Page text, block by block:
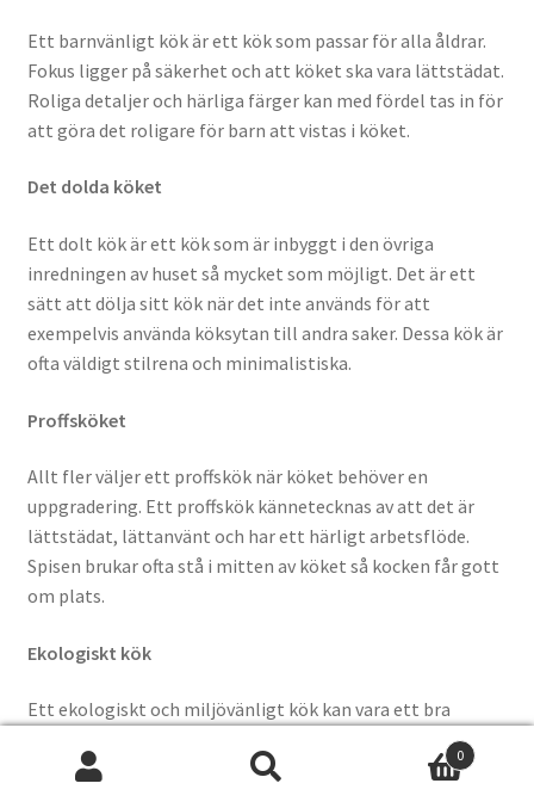
Ett barnvänligt kök är ett kök som passar för alla åldrar.
Fokus ligger på säkerhet och att köket ska vara lättstädat.
Roliga detaljer och härliga färger kan med fördel tas in för
att göra det roligare för barn att vistas i köket.
Det dolda köket
Ett dolt kök är ett kök som är inbyggt i den övriga
inredningen av huset så mycket som möjligt. Det är ett
sätt att dölja sitt kök när det inte används för att
exempelvis använda köksytan till andra saker. Dessa kök är
ofta väldigt stilrena och minimalistiska.
Proffsköket
Allt fler väljer ett proffskök när köket behöver en
uppgradering. Ett proffskök kännetecknas av att det är
lättstädat, lättanvänt och har ett härligt arbetsflöde.
Spisen brukar ofta stå i mitten av köket så kocken får gott
om plats.
Ekologiskt kök
Ett ekologiskt och miljövänligt kök kan vara ett bra
alternativt oavsett vad för stil du är intresserad av. Val av
material, belysning och energieffektivitet är viktiga
0